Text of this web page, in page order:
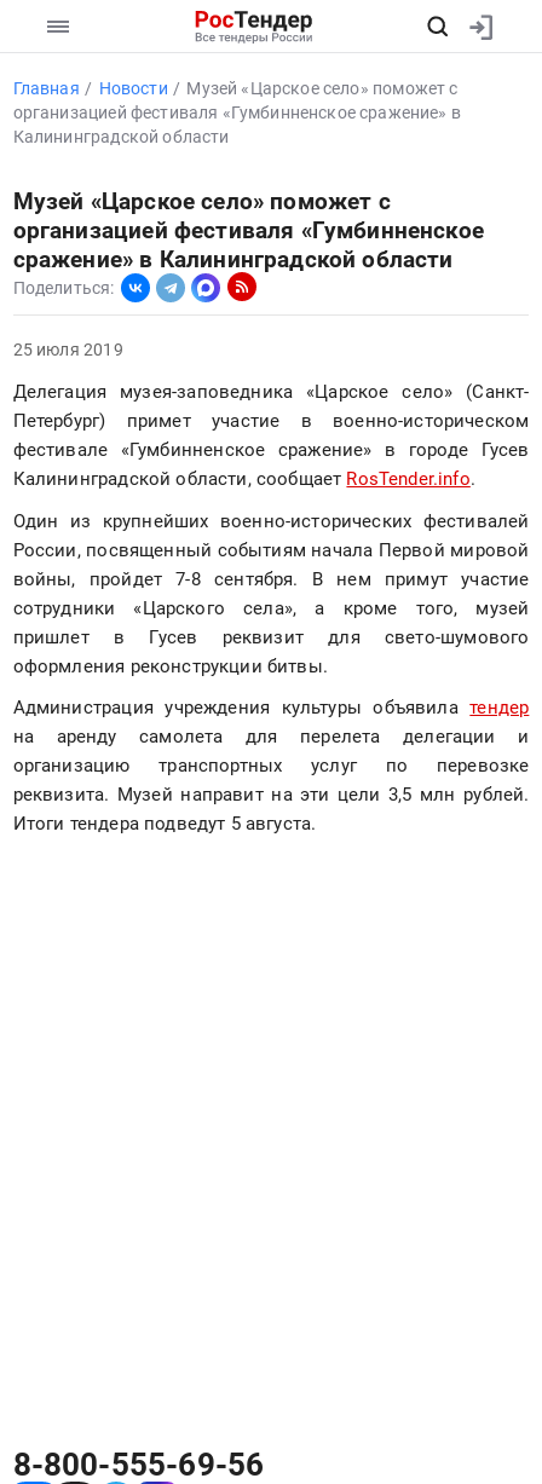
Главная Новости
Музей «Царское село» поможет с
организацией фестиваля «Гумбинненское сражение» в
Калининградской области
Музей «Царское село» поможет с
организацией фестиваля «Гумбинненское
сражение» в Калининградской области
Поделиться:
25 июля 2019
Делегация музея-заповедника «Царское село» (Санкт-
Петербург) примет участие в военно-историческом
фестивале «Гумбинненское сражение» в городе Гусев
Калининградской области, сообщает RosTender.info.
Один из крупнейших военно-исторических фестивалей
России, посвященный событиям начала Первой мировой
войны, пройдет 7-8 сентября. В нем примут участие
сотрудники «Царского села», а кроме того, музей
пришлет в Гусев реквизит для свето-шумового
оформления реконструкции битвы.
Администрация учреждения культуры объявила тендер
на аренду самолета для перелета делегации и
организацию транспортных услуг по перевозке
реквизита. Музей направит на эти цели 3,5 млн рублей.
Итоги тендера подведут 5 августа.
8-800-555-69-56